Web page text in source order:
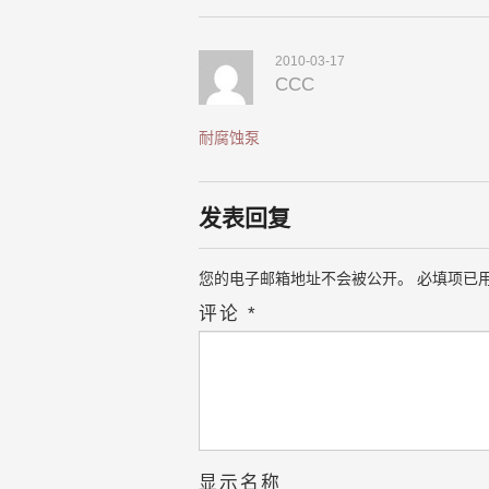
2010-03-17
CCC
耐腐蚀泵
发表回复
您的电子邮箱地址不会被公开。 必填项已
评论 *
显示名称